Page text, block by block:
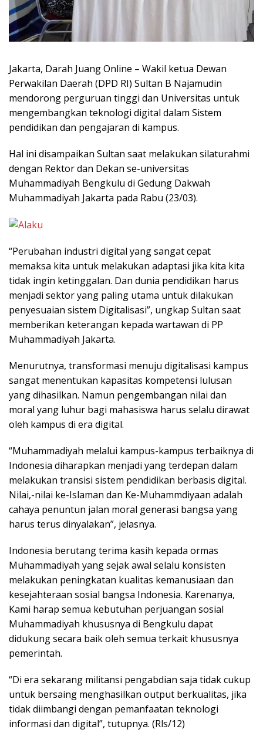
Jakarta, Darah Juang Online – Wakil ketua Dewan
Perwakilan Daerah (DPD RI) Sultan B Najamudin
mendorong perguruan tinggi dan Universitas untuk
mengembangkan teknologi digital dalam Sistem
pendidikan dan pengajaran di kampus.
Hal ini disampaikan Sultan saat melakukan silaturahmi
dengan Rektor dan Dekan se-universitas
Muhammadiyah Bengkulu di Gedung Dakwah
Muhammadiyah Jakarta pada Rabu (23/03).
“Perubahan industri digital yang sangat cepat
memaksa kita untuk melakukan adaptasi jika kita kita
tidak ingin ketinggalan. Dan dunia pendidikan harus
menjadi sektor yang paling utama untuk dilakukan
penyesuaian sistem Digitalisasi”, ungkap Sultan saat
memberikan keterangan kepada wartawan di PP
Muhammadiyah Jakarta.
Menurutnya, transformasi menuju digitalisasi kampus
sangat menentukan kapasitas kompetensi lulusan
yang dihasilkan. Namun pengembangan nilai dan
moral yang luhur bagi mahasiswa harus selalu dirawat
oleh kampus di era digital.
“Muhammadiyah melalui kampus-kampus terbaiknya di
Indonesia diharapkan menjadi yang terdepan dalam
melakukan transisi sistem pendidikan berbasis digital.
Nilai,-nilai ke-Islaman dan Ke-Muhammdiyaan adalah
cahaya penuntun jalan moral generasi bangsa yang
harus terus dinyalakan”, jelasnya.
Indonesia berutang terima kasih kepada ormas
Muhammadiyah yang sejak awal selalu konsisten
melakukan peningkatan kualitas kemanusiaan dan
kesejahteraan sosial bangsa Indonesia. Karenanya,
Kami harap semua kebutuhan perjuangan sosial
Muhammadiyah khususnya di Bengkulu dapat
didukung secara baik oleh semua terkait khususnya
pemerintah.
“Di era sekarang militansi pengabdian saja tidak cukup
untuk bersaing menghasilkan output berkualitas, jika
tidak diimbangi dengan pemanfaatan teknologi
informasi dan digital”, tutupnya. (Rls/12)